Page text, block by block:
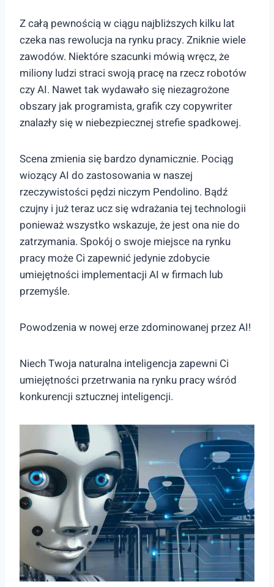
Z całą pewnością w ciągu najbliższych kilku lat
czeka nas rewolucja na rynku pracy. Zniknie wiele
zawodów. Niektóre szacunki mówią wręcz, że
miliony ludzi straci swoją pracę na rzecz robotów
czy AI. Nawet tak wydawało się niezagrożone
obszary jak programista, grafik czy copywriter
znalazły się w niebezpiecznej strefie spadkowej.
Scena zmienia się bardzo dynamicznie. Pociąg
wiozący AI do zastosowania w naszej
rzeczywistości pędzi niczym Pendolino. Bądź
czujny i już teraz ucz się wdrażania tej technologii
ponieważ wszystko wskazuje, że jest ona nie do
zatrzymania. Spokój o swoje miejsce na rynku
pracy może Ci zapewnić jedynie zdobycie
umiejętności implementacji AI w firmach lub
przemyśle.
Powodzenia w nowej erze zdominowanej przez AI!
Niech Twoja naturalna inteligencja zapewni Ci
umiejętności przetrwania na rynku pracy wśród
konkurencji sztucznej inteligencji.